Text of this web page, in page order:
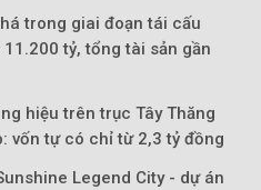
trong giai đoạn tái cấu
tỷ, tổng tài sản gần
hiệu trên trục Tây Thăng
vốn tự có chỉ từ 2,3 tỷ đồng
Legend City - dự án